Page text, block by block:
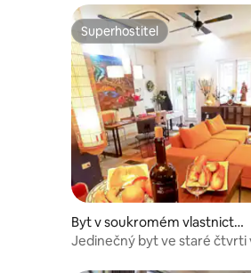
Superhostitel
Superhostitel
Byt v soukromém vlastnictví
ve městě Hoàn Kiếm
Jedinečný byt ve staré čtvrti